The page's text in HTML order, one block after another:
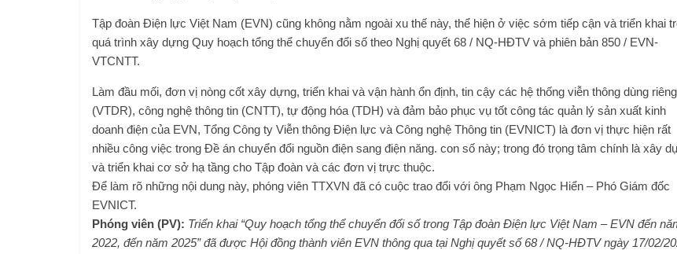
Tập đoàn Điện lực Việt Nam (EVN) cũng không nằm ngoài xu thế này, thể hiện ở việc sớm tiếp cận và triển khai
quá trình xây dựng Quy hoạch tổng thể chuyển đổi số theo Nghị quyết 68 / NQ-HĐTV và phiên bản 850 / EVN-
VTCNTT.
Làm đầu mối, đơn vị nòng cốt xây dựng, triển khai và vận hành ổn định, tin cậy các hệ thống viễn thông dùng riêng
(VTDR), công nghệ thông tin (CNTT), tự động hóa (TDH) và đảm bảo phục vụ tốt công tác quản lý sản xuất kinh
doanh điện của EVN, Tổng Công ty Viễn thông Điện lực và Công nghệ Thông tin (EVNICT) là đơn vị thực hiện rất
nhiều công việc trong Đề án chuyển đổi nguồn điện sang điện năng. con số này; trong đó trọng tâm chính là xây
và triển khai cơ sở hạ tầng cho Tập đoàn và các đơn vị trực thuộc.
Để làm rõ những nội dung này, phóng viên TTXVN đã có cuộc trao đổi với ông Phạm Ngọc Hiển – Phó Giám đốc
EVNICT.
Phóng viên (PV): Triển khai “Quy hoạch tổng thể chuyển đổi số trong Tập đoàn Điện lực Việt Nam – EVN đến
2022, đến năm 2025” đã được Hội đồng thành viên EVN thông qua tại Nghị quyết số 68 / NQ-HĐTV ngày 17/02/